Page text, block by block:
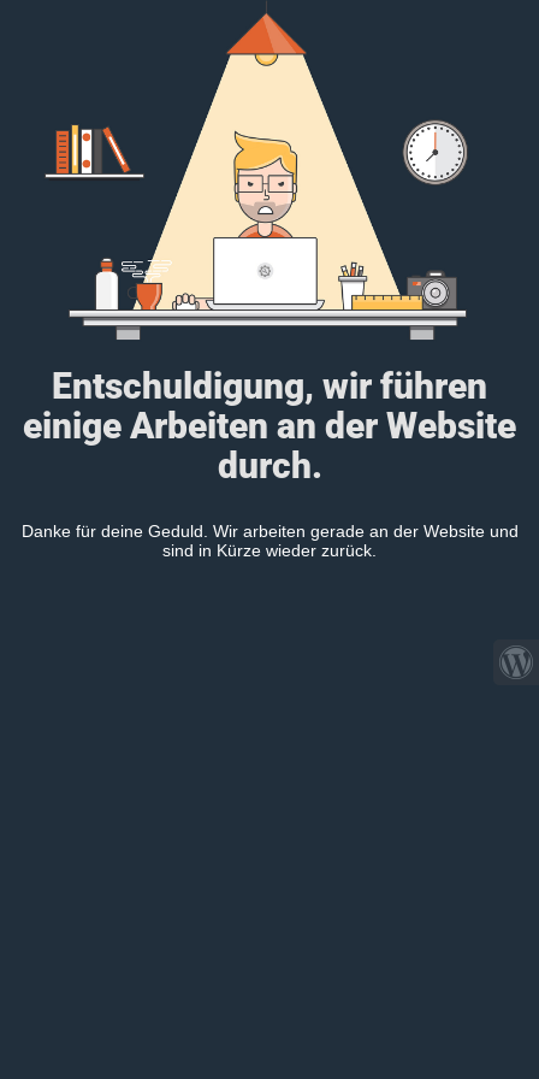
Entschuldigung, wir führen
einige Arbeiten an der Website
durch.
Danke für deine Geduld. Wir arbeiten gerade an der Website und
sind in Kürze wieder zurück.